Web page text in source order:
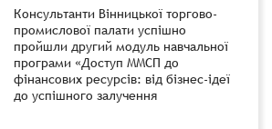
Консультанти Вінницької торгово-
промислової палати успішно
пройшли другий модуль навчальної
програми «Доступ ММСП до
фінансових ресурсів: від бізнес-ідеї
до успішного залучення